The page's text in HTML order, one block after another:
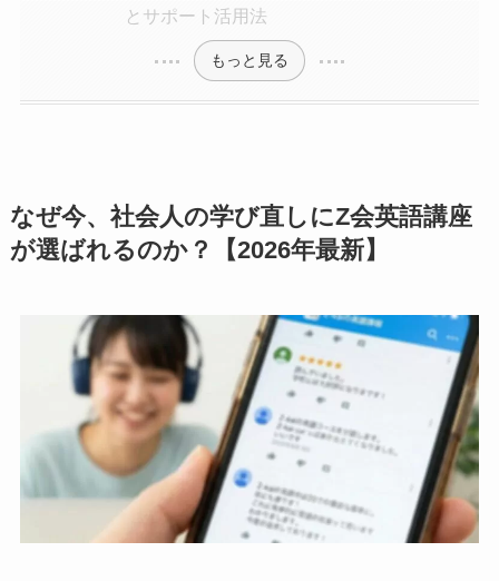
とサポート活用法
もっと見る
なぜ今、社会人の学び直しにZ会英語講座
が選ばれるのか？【2026年最新】